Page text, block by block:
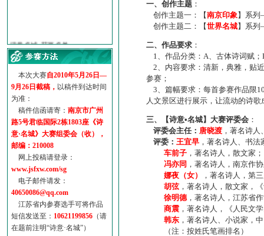
·【诗意·名城】地铁展示作...
诗意名城·地铁时间
地铁完美呈现【诗意·名城...
参赛作品多达5000多首
“诗意·名城”晒诗会
特别通知--致广大诗词爱好...
本次大赛自2010年5月26日—
9月26日截稿， 以稿件到达时间
为准：
稿件信函请寄： 南京市广州
路5号君临国际2栋1803座《诗
意·名城》大赛组委会（收），
邮编：210008
网上投稿请登录：
www.jsfxw.com/sg
电子邮件请发：
40650086@qq.com
江苏省内参赛选手可将作品
短信发送至： 10621199856 （请
在题前注明“诗意·名城”）
一、创作主题 ：
创作主题一：【南京印象】系
创作主题二：【世界名城】系
二、作品要求 ：
1、作品分类：A、古体诗词赋；
2、内容要求：清新，典雅，贴
参赛；
3、篇幅要求：每首参赛作品限
人文景区进行展示，让流动的诗
三、【诗意•名城】大赛评委会 ：
评委会主任： 唐晓渡 ，著名诗
评委： 王宜早 ，著名诗人、书
车前子 ，著名诗人，散文家；
冯亦同 ，著名诗人，南京作
娜夜（女）
，著名诗人，第
胡弦，著名诗人，散文家，
徐明德，著名诗人，江苏省
商震 ，著名诗人，《人民文
韩东 ，著名诗人、小说家，
（注：按姓氏笔画排名）